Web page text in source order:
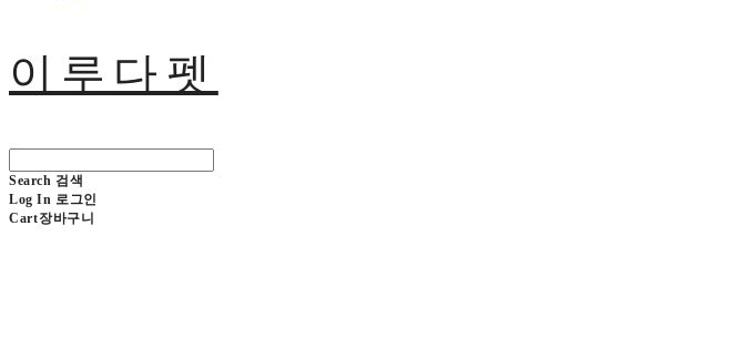
이루다펫
Search 검색
Log In 로그인
Cart장바구니